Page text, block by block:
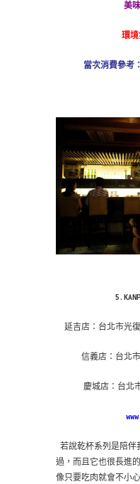
美
環境
當次消費參考
延吉店：台北市光
信義店：台北
慶城店：台北
若說乾杯系列是陪伴
過，而且它也很長進
像只要吃肉就會不小